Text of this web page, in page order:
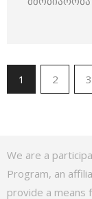
1 2 3
We are a
Program, an
provide a means